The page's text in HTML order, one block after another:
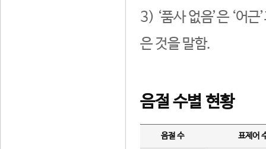
3) ‘품사 없음’은 ‘어
은 것을 말함.
음절 수별 현황
음절 수 표제어